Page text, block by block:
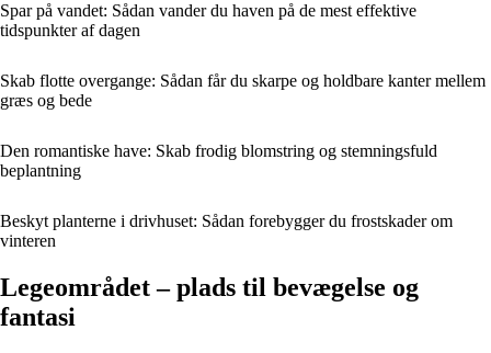
Spar på vandet: Sådan vander du haven på de mest effektive
tidspunkter af dagen
Skab flotte overgange: Sådan får du skarpe og holdbare kanter mellem
græs og bede
Den romantiske have: Skab frodig blomstring og stemningsfuld
beplantning
Beskyt planterne i drivhuset: Sådan forebygger du frostskader om
vinteren
Legeområdet – plads til bevægelse og
fantasi